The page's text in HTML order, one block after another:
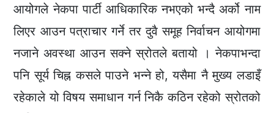
आयोगले नेकपा पार्टी आधिकारिक नभएको भन्दै अर्को नाम
लिएर आउन पत्राचार गर्ने तर दुवै समूह निर्वाचन आयोगमा
नजाने अवस्था आउन सक्ने स्रोतले बतायो । नेकपाभन्दा
पनि सूर्य चिह्न कसले पाउने भन्ने हो, यसैमा नै मुख्य लडाइँ
रहेकाले यो विषय समाधान गर्न निकै कठिन रहेको स्रोतको